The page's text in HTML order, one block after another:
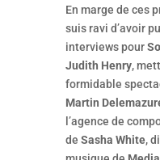
En marge de ces
suis ravi d’avoir
interviews pour
Judith Henry,
formidable
Martin
l’agence de
de Sasha White,